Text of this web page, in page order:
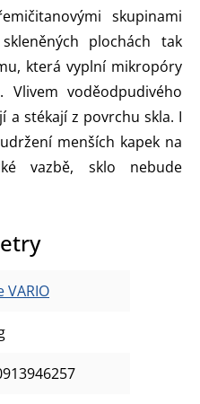
skupinami
plochách tak
která vyplní mikropóry
voděodpudivého
a stékají z povrchu skla. I
menších kapek na
vazbě, sklo nebude
VARIO